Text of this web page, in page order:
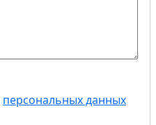
персональных данных